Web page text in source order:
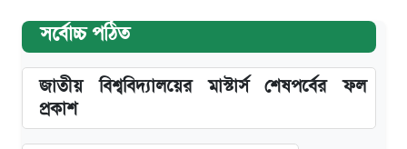
সর্বোচ্চ পঠিত
জাতীয় বিশ্ববিদ্যালয়ের মাস্টার্স শেষপর্বের ফল
প্রকাশ